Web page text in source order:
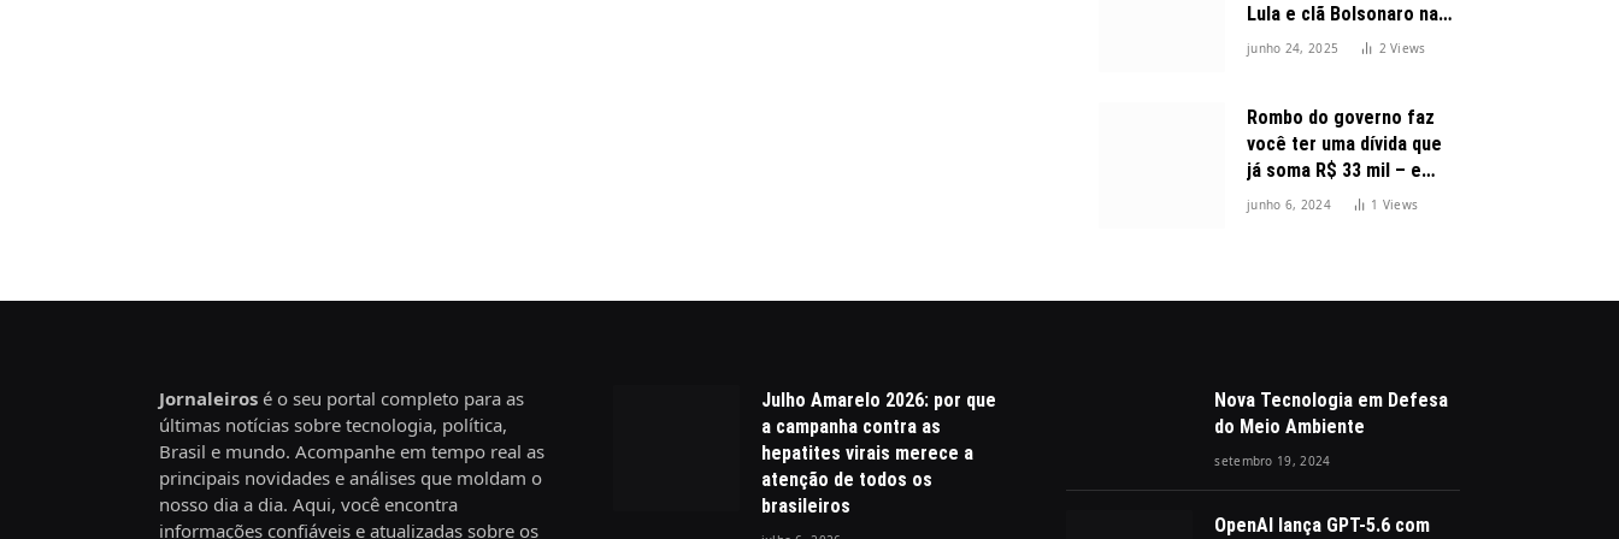
Lula e clã Bolsonaro na
disputa presidencial
junho 24, 2025 2Views
Rombo do governo faz
você ter uma dívida que
já soma R$ 33 mil – e
cresceu 300%
junho 6, 2024 1 Views
Jornaleiros é o seu portal completo para as
últimas notícias sobre tecnologia, política,
Brasil e mundo. Acompanhe em tempo real as
principais novidades e análises que moldam o
nosso dia a dia. Aqui, você encontra
informações confiáveis e atualizadas sobre os
Julho Amarelo 2026: por que
a campanha contra as
hepatites virais merece a
atenção de todos os
brasileiros
Nova Tecnologia em Defesa
do Meio Ambiente
setembro 19, 2024
OpenAI lança GPT-5.6 com